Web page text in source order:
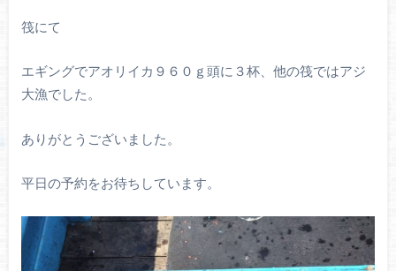
筏にて
エギングでアオリイカ９６０ｇ頭に３杯、他の筏ではアジ
大漁でした。
ありがとうございました。
平日の予約をお待ちしています。